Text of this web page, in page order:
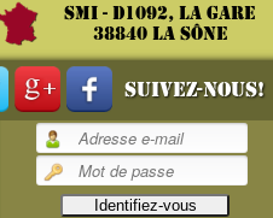
SMI - D1092, La gare
38840 La Sône
Suivez-nous!